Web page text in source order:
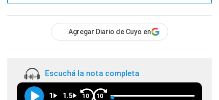
Agregar Diario de Cuyo en
Escuchá la nota completa
1 1.5 10 10